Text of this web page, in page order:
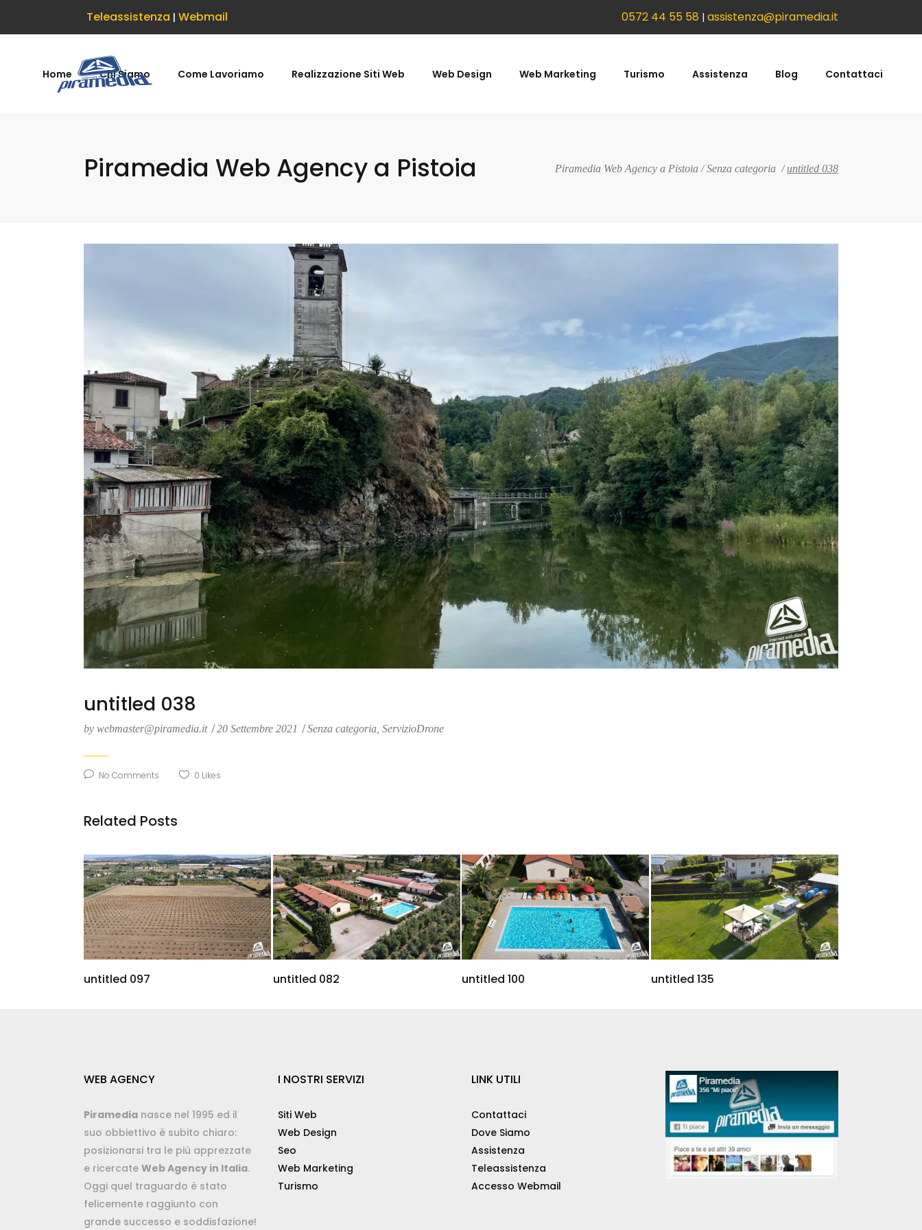
Teleassistenza | Webmail 0572 44 55 58 | assistenza@piramedia.it
Home Chi Siamo Come Lavoriamo Realizzazione Siti Web Web Design Web Marketing Turismo Assistenza Blog Contattaci
Piramedia Web Agency a Pistoia Piramedia Web Agency a Pistoia /Senza categoria /untitled 038
untitled 038
by webmaster@piramedia.it 20 Settembre 2021 Senza categoria ServizioDrone
No Comments 0 Likes
Related Posts
untitled 097 untitled 082 untitled 100 untitled 135
WEB AGENCY
Piramedia nasce nel 1995 ed il
suo obbiettivo è subito chiaro:
posizionarsi tra le più apprezzate
e ricercate Web Agency in Italia.
Oggi quel traguardo è stato
felicemente raggiunto con
grande successo e soddisfazione!
I NOSTRI SERVIZI
Siti Web
Web Design
Seo
Web Marketing
Turismo
LINK UTILI
Contattaci
Dove Siamo
Assistenza
Teleassistenza
Accesso Webmail